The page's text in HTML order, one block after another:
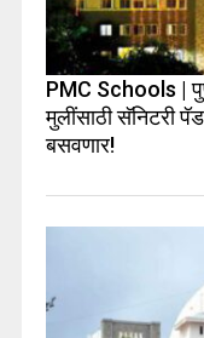
PMC Schools | पुणे
मुलींसाठी सॅनिटरी
बसवणार!